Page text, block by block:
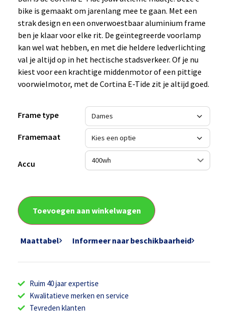
bike is gemaakt om jarenlang mee te gaan. Met een
strak design en een onverwoestbaar aluminium frame
ben je klaar voor elke rit. De geïntegreerde voorlamp
kan wel wat hebben, en met die heldere ledverlichting
val je altijd op in het hectische stadsverkeer. Of je nu
kiest voor een krachtige middenmotor of een pittige
voorwielmotor, met de Cortina E-Tide zit je altijd goed.
Frame type
Framemaat
Accu
Toevoegen aan winkelwagen
Maattabel Informeer naar beschikbaarheid
Ruim 40 jaar expertise
Kwalitatieve merken en service
Tevreden klanten